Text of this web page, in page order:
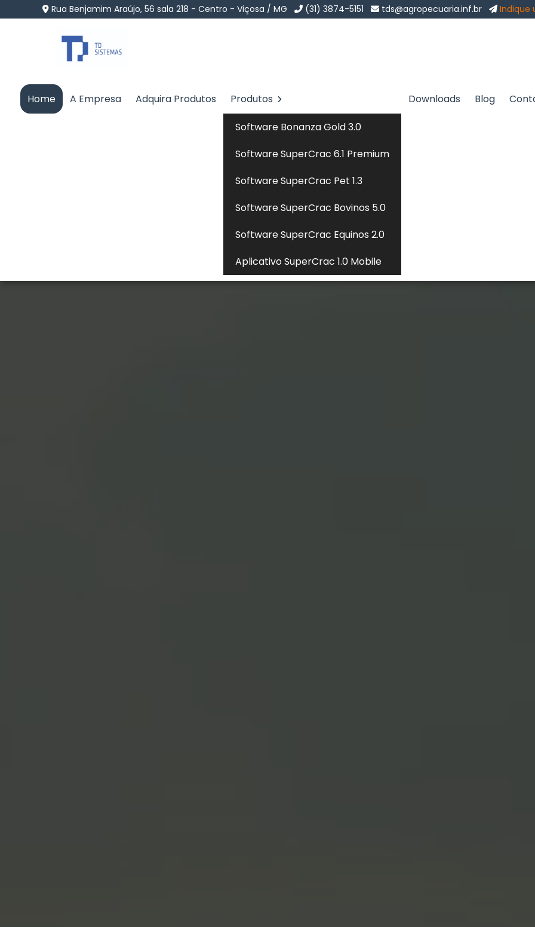
Rua Benjamim Araújo, 56 sala 218 - Centro - Viçosa / MG (31) 3874-5151 tds@agropecuaria.inf.br Indique
Home A Empresa Adquira Produtos Produtos
Software Bonanza Gold 3.0
Software SuperCrac 6.1 Premium
Software SuperCrac Pet 1.3
Software SuperCrac Bovinos 5.0
Software SuperCrac Equinos 2.0
Aplicativo SuperCrac 1.0 Mobile
Downloads Blog